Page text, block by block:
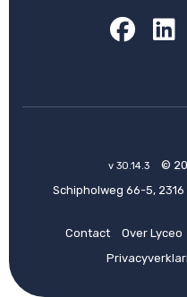
v 30.14.3
©
Schipholweg 66-5, 2316
Contact Over Lyceo